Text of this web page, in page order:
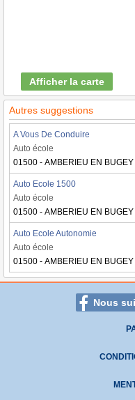
Afficher la carte
Autres suggestions
A Vous De Conduire
Auto école
01500 - AMBERIEU EN BUGEY
Auto Ecole 1500
Auto école
01500 - AMBERIEU EN BUGEY
Auto Ecole Autonomie
Auto école
01500 - AMBERIEU EN BUGEY
Nous